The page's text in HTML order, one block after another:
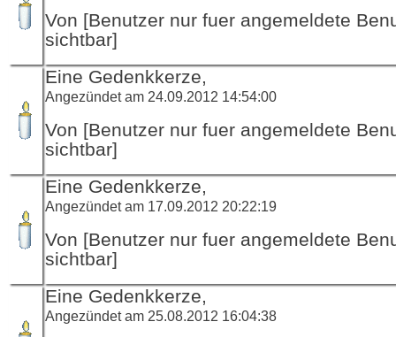
Von [Benutzer nur fuer angemeldete
sichtbar]
Eine Gedenkkerze,
Angezündet am 24.09.2012 14:54:00
Von [Benutzer nur fuer angemeldete
sichtbar]
Eine Gedenkkerze,
Angezündet am 17.09.2012 20:22:19
Von [Benutzer nur fuer angemeldete
sichtbar]
Eine Gedenkkerze,
Angezündet am 25.08.2012 16:04:38